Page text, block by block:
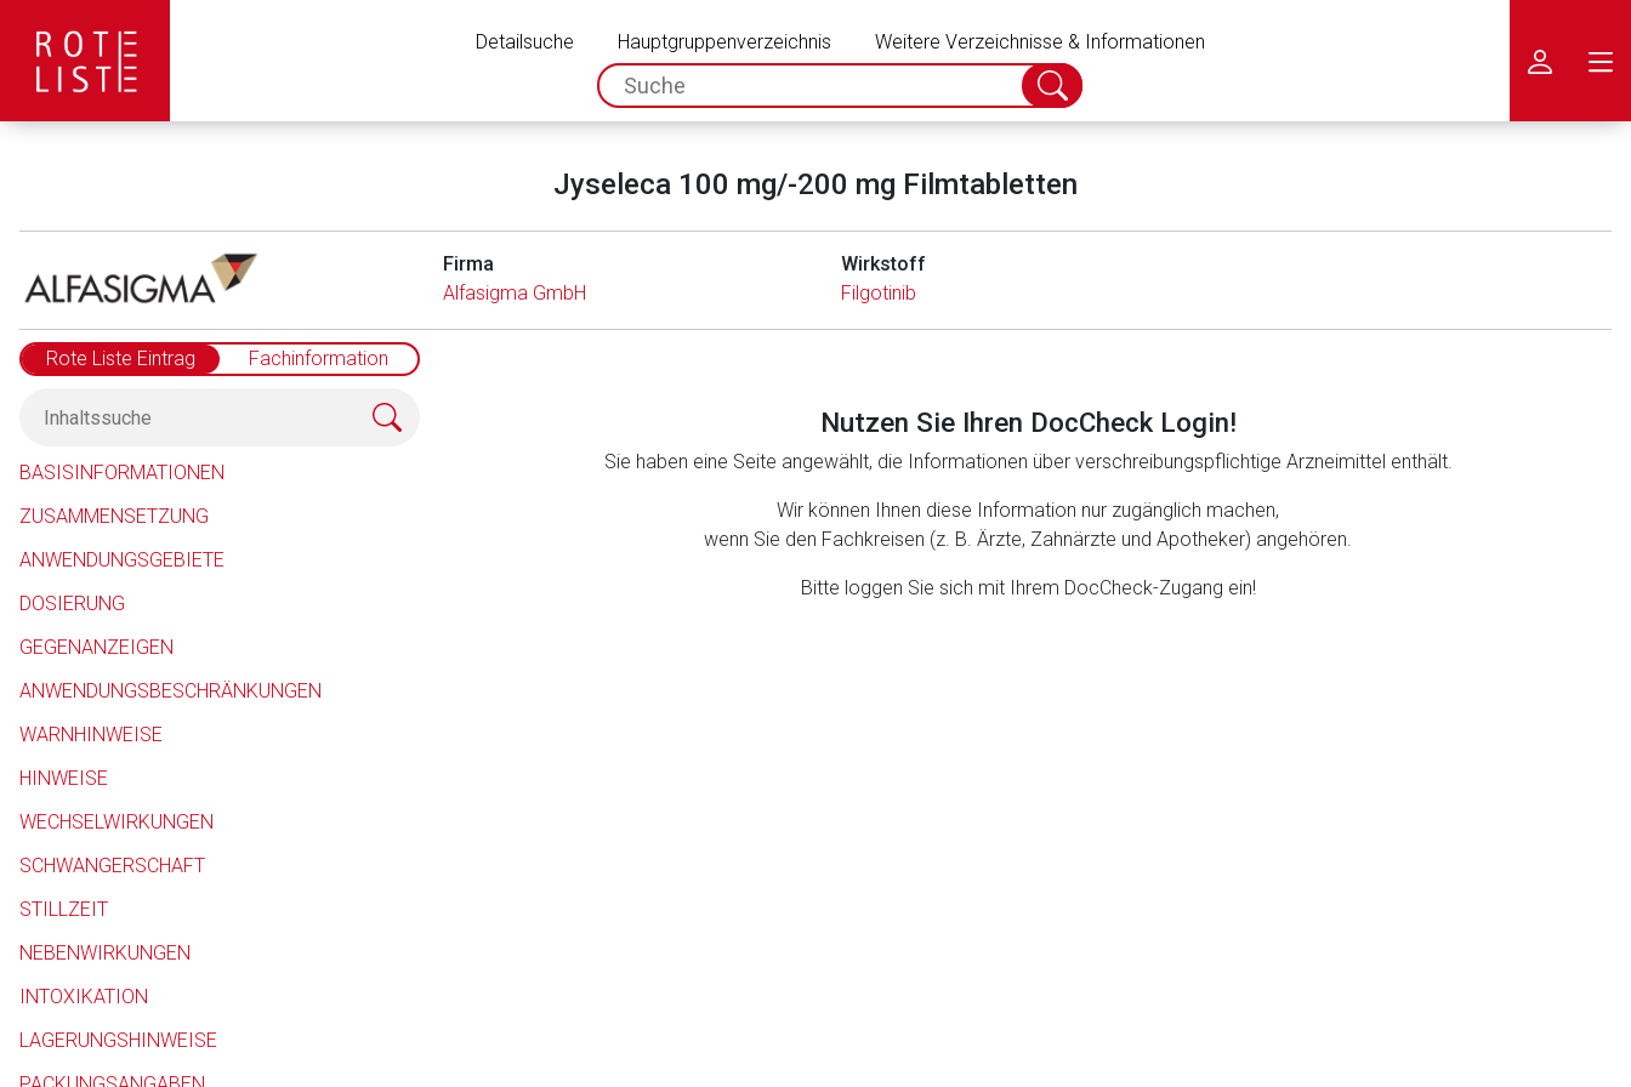
Detailsuche Hauptgruppenverzeichnis
Weitere Verzeichnisse & Informationen
spc.search.input.placeholder
Suche
abschicken
Jyseleca 100 mg/-200 mg Filmtabletten
Firma
Alfasigma GmbH
Wirkstoff
Filgotinib
Rote Liste Eintrag Fachinformation
BASISINFORMATIONEN
ZUSAMMENSETZUNG
ANWENDUNGSGEBIETE
DOSIERUNG
GEGENANZEIGEN
ANWENDUNGSBESCHRÄNKUNGEN
WARNHINWEISE
HINWEISE
WECHSELWIRKUNGEN
SCHWANGERSCHAFT
STILLZEIT
NEBENWIRKUNGEN
INTOXIKATION
LAGERUNGSHINWEISE
Nutzen Sie Ihren DocCheck Login!
Sie haben eine Seite angewählt, die Informationen über verschreibungspflichtige Arzneimittel enthält.
Wir können Ihnen diese Information nur zugänglich machen,
wenn Sie den Fachkreisen (z. B. Ärzte, Zahnärzte und Apotheker) angehören.
Bitte loggen Sie sich mit Ihrem DocCheck-Zugang ein!
Aufruf einer externen Seite
Der von Ihnen aufgerufene Link öffnet eine externe Web-Seite. Für die Inhalte der externen Web-Seite ist deren